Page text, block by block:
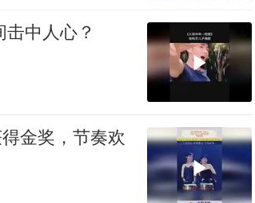
中人心？
金奖，节奏欢